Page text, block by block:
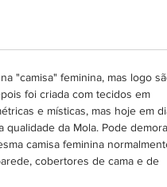
da casa.
"camisa" feminina, mas logo
foi criada com tecidos em
e místicas, mas hoje em
qualidade da Mola. Pode
camisa feminina
cobertores de cama e de